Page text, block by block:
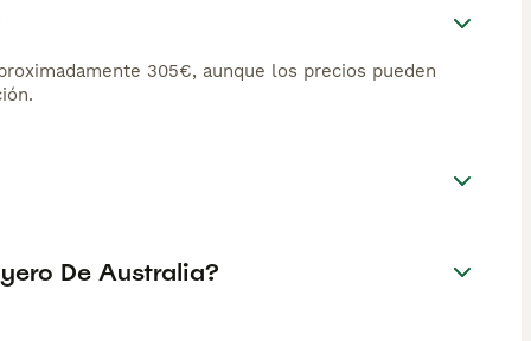
305€, aunque los precios pueden
De Australia?